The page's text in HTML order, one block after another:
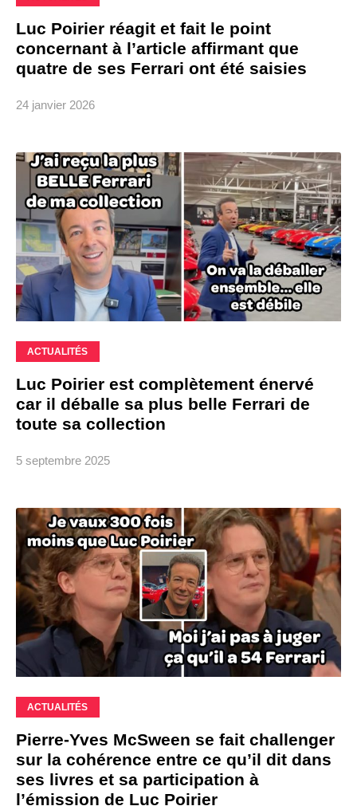
Luc Poirier réagit et fait le point
concernant à l’article affirmant que
quatre de ses Ferrari ont été saisies
24 janvier 2026
ACTUALITÉS
Luc Poirier est complètement énervé
car il déballe sa plus belle Ferrari de
toute sa collection
5 septembre 2025
ACTUALITÉS
Pierre-Yves McSween se fait challenger
sur la cohérence entre ce qu’il dit dans
ses livres et sa participation à
l’émission de Luc Poirier